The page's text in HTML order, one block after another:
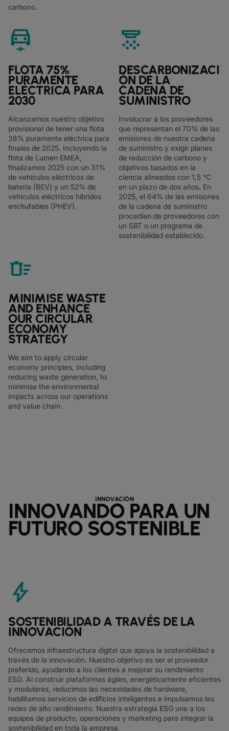
carbono.
electric_car
FLOTA 75%
PURAMENTE
ELÉCTRICA PARA
2030
Alcanzamos nuestro objetivo
provisional de tener una flota
38% puramente eléctrica para
finales de 2025. Incluyendo la
flota de Lumen EMEA,
finalizamos 2025 con un 31%
de vehículos eléctricos de
batería (BEV) y un 52% de
vehículos eléctricos híbridos
enchufables (PHEV).
detector_co
DESCARBONIZACI
ÓN DE LA
CADENA DE
SUMINISTRO
Involucrar a los proveedores
que representan el 70% de las
emisiones de nuestra cadena
de suministro y exigir planes
de reducción de carbono y
objetivos basados en la
ciencia alineados con 1,5 °C
en un plazo de dos años. En
2025, el 64% de las emisiones
de la cadena de suministro
procedían de proveedores con
un SBT o un programa de
sostenibilidad establecido.
delete_sweep
MINIMISE WASTE
AND ENHANCE
OUR CIRCULAR
ECONOMY
STRATEGY
We aim to apply circular
economy principles, including
reducing waste generation, to
minimise the environmental
impacts across our operations
and value chain.
INNOVACIÓN
INNOVANDO PARA UN
FUTURO SOSTENIBLE
bolt
SOSTENIBILIDAD A TRAVÉS DE LA
INNOVACIÓN
Ofrecemos infraestructura digital que apoya la sostenibilidad a
través de la innovación. Nuestro objetivo es ser el proveedor
preferido, ayudando a los clientes a mejorar su rendimiento
ESG. Al construir plataformas ágiles, energéticamente eficientes
y modulares, reducimos las necesidades de hardware,
habilitamos servicios de edificios inteligentes e impulsamos las
redes de alto rendimiento. Nuestra estrategia ESG une a los
equipos de producto, operaciones y marketing para integrar la
sostenibilidad en toda la empresa.